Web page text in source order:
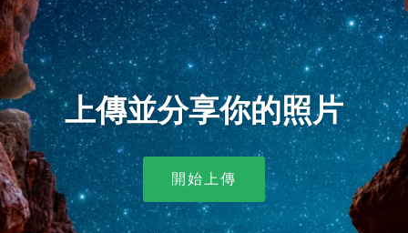
上傳並分享你的照片
開始上傳